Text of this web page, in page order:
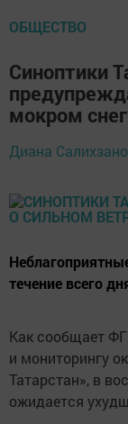
ОБЩЕСТВО
Синоптики
мокром
Диана
течение всего
Как сообщает
и мониторингу
Татарстан», в
ожидается